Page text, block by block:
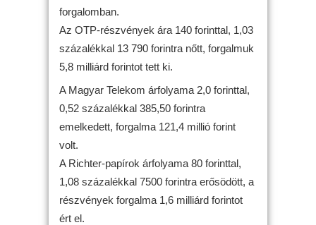
forgalomban.
Az OTP-részvények ára 140 forinttal, 1,03
százalékkal 13 790 forintra nőtt, forgalmuk
5,8 milliárd forintot tett ki.
A Magyar Telekom árfolyama 2,0 forinttal,
0,52 százalékkal 385,50 forintra
emelkedett, forgalma 121,4 millió forint
volt.
A Richter-papírok árfolyama 80 forinttal,
1,08 százalékkal 7500 forintra erősödött, a
részvények forgalma 1,6 milliárd forintot
ért el.